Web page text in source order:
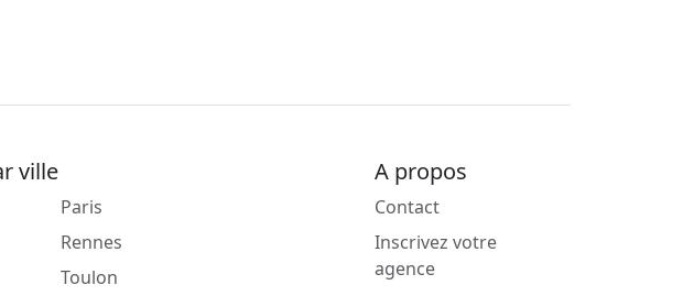
ville
Paris
Rennes
Toulon
A propos
Contact
Inscrivez votre
agence